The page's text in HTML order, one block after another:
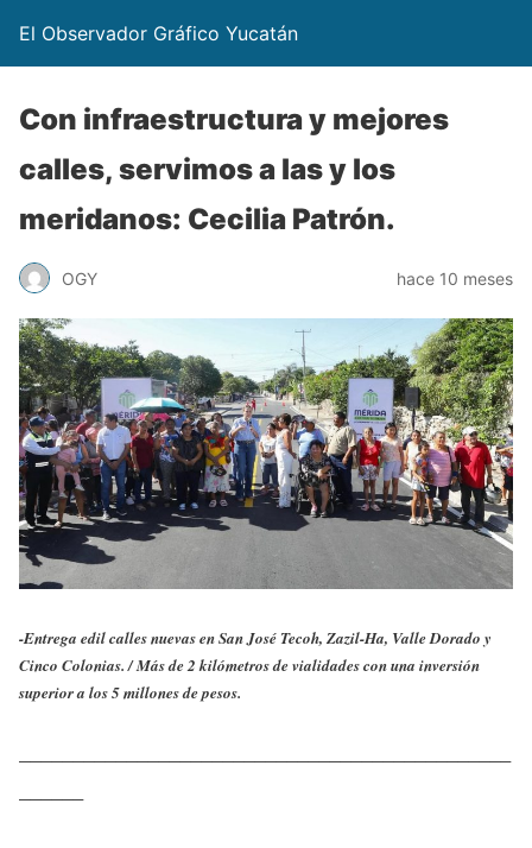
El Observador Gráfico Yucatán
Con infraestructura y mejores
calles, servimos a las y los
meridanos: Cecilia Patrón.
OGY hace 10 meses
-Entrega edil calles nuevas en San José Tecoh, Zazil-Ha, Valle Dorado y
Cinco Colonias. /Más de 2 kilómetros de vialidades con una inversión
superior a los 5 millones de pesos.